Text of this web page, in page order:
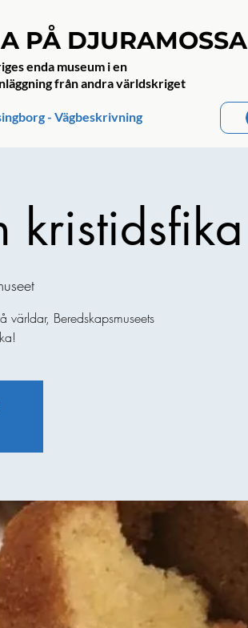
PÅ DJURAMOSSA
enda museum i en
från andra världskriget
- Vägbeskrivning
kristidsfika
Beredskapsmuseets